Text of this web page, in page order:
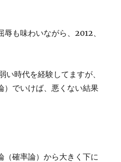
も味わいながら、2012、
い時代を経験してますが、
）でいけば、悪くない結果
（確率論）から大きく下に